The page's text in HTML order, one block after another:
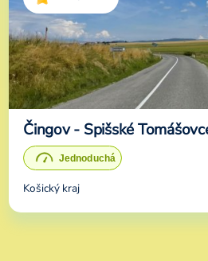
Čingov - Spišské
Košický kraj